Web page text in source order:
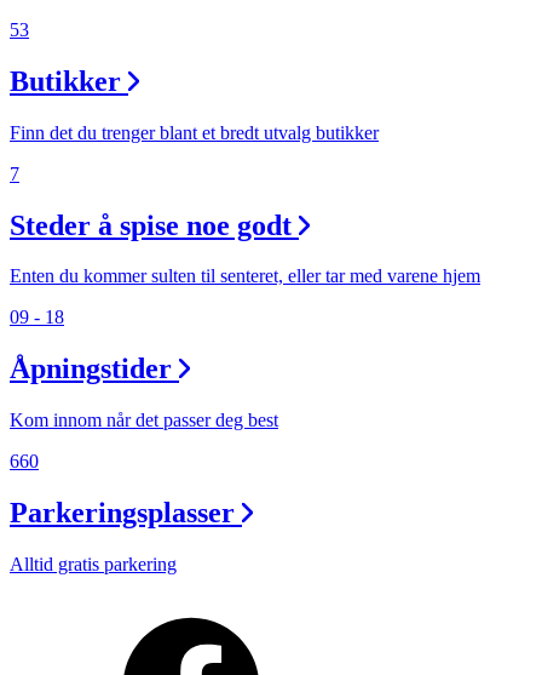
53
Butikker
Finn det du trenger blant et bredt utvalg butikker
7
Steder å spise noe godt
Enten du kommer sulten til senteret, eller tar med varene hjem
09 - 18
Åpningstider
Kom innom når det passer deg best
660
Parkeringsplasser
Alltid gratis parkering